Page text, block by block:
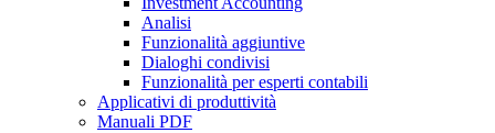
Analisi
Funzionalità aggiuntive
Dialoghi condivisi
Funzionalità per esperti contabili
Applicativi di produttività
Manuali PDF